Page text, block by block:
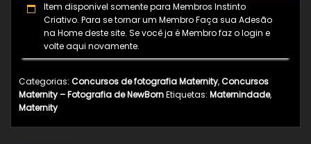
Item disponivel somente para Membros Instinto
Criativo. Para se tornar um Membro Faça sua Adesão
na Home deste site. Se você ja é Membro faz o login e
volte aqui novamente.
Categorias: Concursos de fotografia Maternity,Concursos
Maternity – Fotografia de NewBornEtiquetas: Maternindade,
Maternity